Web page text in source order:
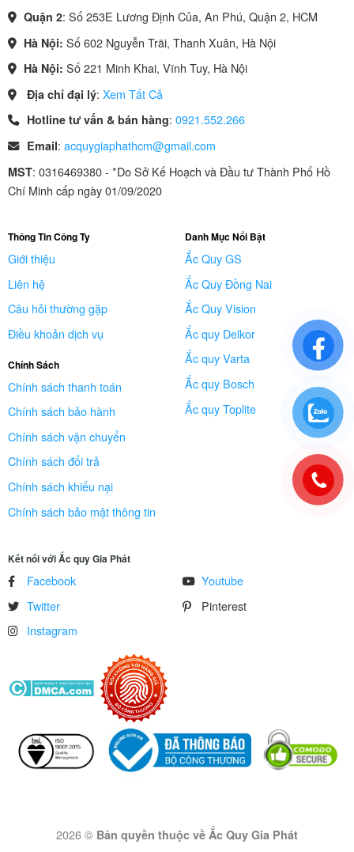
Quận 2: Số 253E Lương Định Của, An Phú, Quận 2, HCM
Hà Nội: Số 602 Nguyễn Trãi, Thanh Xuân, Hà Nội
Hà Nội: Số 221 Minh Khai, Vĩnh Tuy, Hà Nội
Địa chỉ đại lý: Xem Tất Cả
Hotline tư vấn & bán hàng: 0921.552.266
Email: acquygiaphathcm@gmail.com
MST: 0316469380 - *Do Sở Kế Hoạch và Đầu tư Thành Phố Hồ
Chí Minh cấp ngày 01/09/2020
Thông Tin Công Ty
Giới thiệu
Liên hệ
Câu hỏi thường gặp
Điều khoản dịch vụ
Chính Sách
Chính sách thanh toán
Chính sách bảo hành
Chính sách vận chuyển
Chính sách đổi trả
Chính sách khiếu nại
Chính sách bảo mật thông tin
Danh Mục Nổi Bật
Ắc Quy GS
Ắc Quy Đồng Nai
Ắc Quy Vision
Ắc quy Delkor
Ắc quy Varta
Ắc quy Bosch
Ắc quy Toplite
Kết nối với Ắc quy Gia Phát
Facebook
Twitter
Instagram
Youtube
Pinterest
2026 © Bản quyền thuộc về Ắc Quy Gia Phát